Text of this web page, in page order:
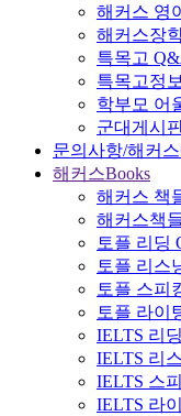
해커스 영
해커스장
특목고
특목고정
학부모 어
군대게시
문의사항/해커
해커스Books
해커스 책
해커스책
토플 리딩
토플 리스
토플 스피
토플 라이
IELTS 리
IELTS 리
IELTS 스
IELTS 라